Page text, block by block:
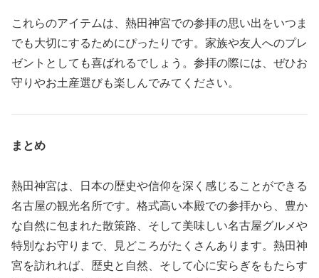
これらのアイテムは、熱田神宮での参拝の思い出をいつま
でも大切にするためにぴったりです。家族や友人へのプレ
ゼントとしても喜ばれるでしょう。参拝の際には、ぜひお
守りやお土産選びも楽しんでみてください。
まとめ
熱田神宮は、日本の歴史や信仰を深く感じることができる
名古屋の観光名所です。格式高い本殿での参拝から、豊か
な自然に包まれた散策路、そして美味しい名古屋グルメや
特別なお守りまで、見どころがたくさんあります。熱田神
宮を訪れれば、歴史と自然、そして心に安らぎをもたらす